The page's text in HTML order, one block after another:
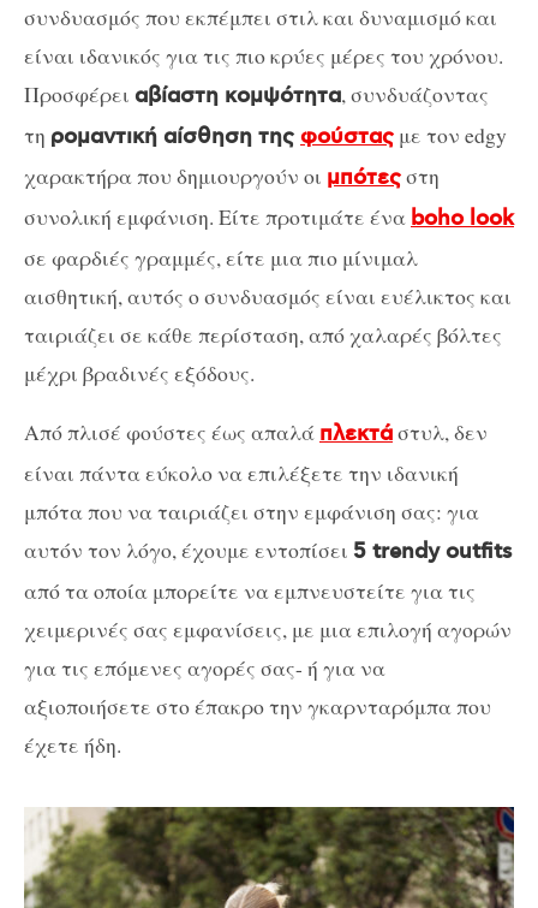
συνδυασμός που εκπέμπει στιλ και δυναμισμό και
είναι ιδανικός για τις πιο κρύες μέρες του χρόνου.
Προσφέρει αβίαστη κομψότητα, συνδυάζοντας
τη ρομαντική αίσθηση της φούστας με τον edgy
χαρακτήρα που δημιουργούν οι μπότεςστη
συνολική εμφάνιση. Είτε προτιμάτε ένα boho look
σε φαρδιές γραμμές, είτε μια πιο μίνιμαλ
αισθητική, αυτός ο συνδυασμός είναι ευέλικτος και
ταιριάζει σε κάθε περίσταση, από χαλαρές βόλτες
μέχρι βραδινές εξόδους.
Από πλισέ φούστες έως απαλά πλεκτάστυλ, δεν
είναι πάντα εύκολο να επιλέξετε την ιδανική
μπότα που να ταιριάζει στην εμφάνιση σας: για
αυτόν τον λόγο, έχουμε εντοπίσει 5 trendy outfits
από τα οποία μπορείτε να εμπνευστείτε για τις
χειμερινές σας εμφανίσεις, με μια επιλογή αγορών
για τις επόμενες αγορές σας- ή για να
αξιοποιήσετε στο έπακρο την γκαρνταρόμπα που
έχετε ήδη.